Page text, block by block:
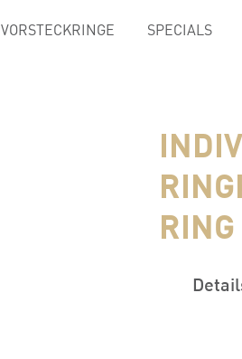
VORSTECKRINGE SPECIALS
RING